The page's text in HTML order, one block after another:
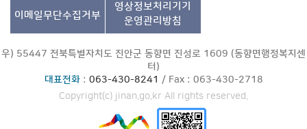
이메일무단수집거부
영상정보처리기기
운영관리방침
우) 55447 전북특별자치도 진안군 동향면 진성로 1609 (동향면행정복지센
터)
대표전화: 063-430-8241 / Fax : 063-430-2718
Copyright(c) jinan.go.kr All rights reserved.